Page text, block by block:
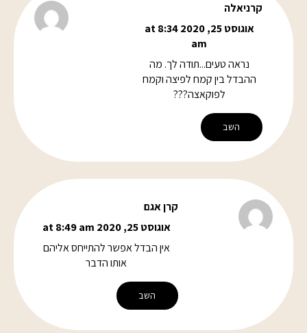
קרניאלה
אוגוסט 25, 2020 at 8:34
am
נראה טעים...תודה לך. מה
ההבדל בין קמח לפיצה וקמח
לפוקאצה???
השב
קרן אגם
אוגוסט 25, 2020 at 8:49 am
אין הבדל אפשר להתייחס אליהם
אותו הדבר
השב